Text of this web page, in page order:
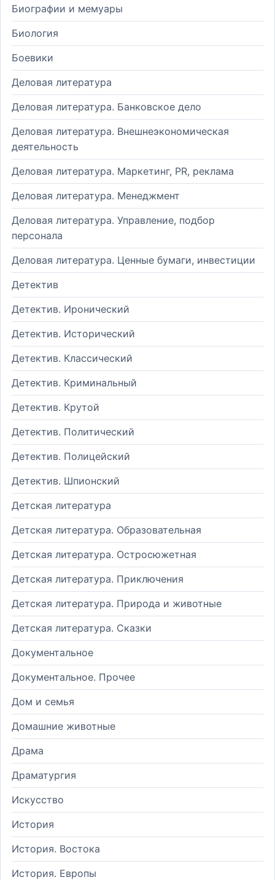
Биографии и мемуары
Биология
Боевики
Деловая литература
Деловая литература. Банковское дело
Деловая литература. Внешнеэкономическая
деятельность
Деловая литература. Маркетинг, PR, реклама
Деловая литература. Менеджмент
Деловая литература. Управление, подбор
персонала
Деловая литература. Ценные бумаги, инвестиции
Детектив
Детектив. Иронический
Детектив. Исторический
Детектив. Классический
Детектив. Криминальный
Детектив. Крутой
Детектив. Политический
Детектив. Полицейский
Детектив. Шпионский
Детская литература
Детская литература. Образовательная
Детская литература. Остросюжетная
Детская литература. Приключения
Детская литература. Природа и животные
Детская литература. Сказки
Документальное
Документальное. Прочее
Дом и семья
Домашние животные
Драма
Драматургия
Искусство
История
История. Востока
История. Европы